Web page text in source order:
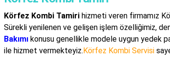
Körfez Kombi Tamiri hizmeti veren firmamız
Sürekli yenilenen ve gelişen işlem özelliğimiz,
Bakımıkonusu genellikle modele uygun yedek
ile hizmet vermekteyiz.Körfez Kombi Servisi